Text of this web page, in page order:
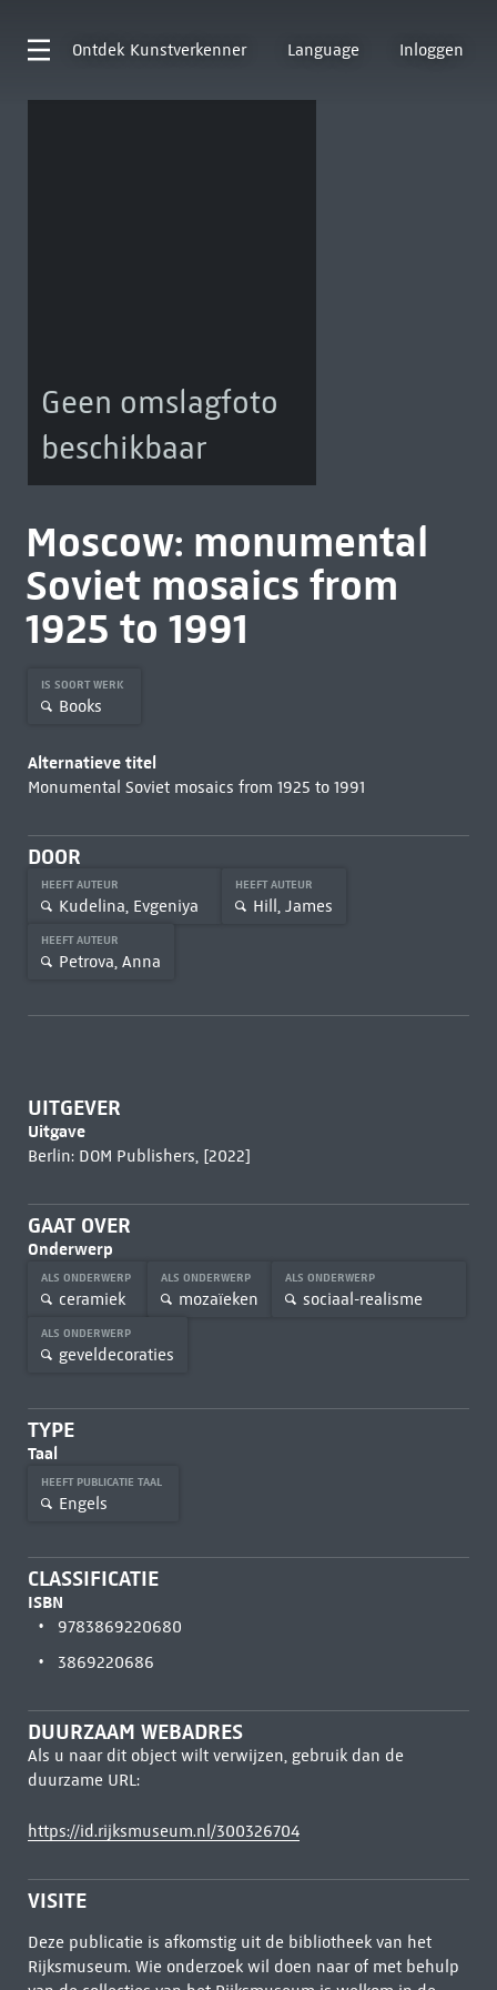
Ontdek Kunstverkenner Language Inloggen
Geen omslagfoto
beschikbaar
Moscow: monumental
Soviet mosaics from
1925 to 1991
IS SOORT WERK
Books
Alternatieve titel
Monumental Soviet mosaics from 1925 to 1991
DOOR
HEEFT AUTEUR
Kudelina, Evgeniya
HEEFT AUTEUR
Hill, James
HEEFT AUTEUR
Petrova, Anna
UITGEVER
Uitgave
Berlin: DOM Publishers, [2022]
GAAT OVER
Onderwerp
ALS ONDERWERP
ceramiek
ALS ONDERWERP
mozaïeken
ALS ONDERWERP
sociaal-realisme
ALS ONDERWERP
geveldecoraties
TYPE
Taal
HEEFT PUBLICATIE TAAL
Engels
CLASSIFICATIE
ISBN
9783869220680
3869220686
DUURZAAM WEBADRES
Als u naar dit object wilt verwijzen, gebruik dan de
duurzame URL:
https://id.rijksmuseum.nl/300326704
VISITE
Deze publicatie is afkomstig uit de bibliotheek van het
Rijksmuseum. Wie onderzoek wil doen naar of met behulp